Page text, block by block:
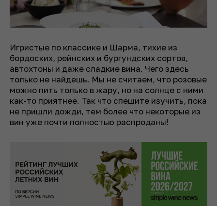
Игристые по классике и Шарма, тихие из
бордоских, рейнских и бургундских сортов,
автохтоны и даже сладкие вина. Чего здесь
только не найдешь. Мы не считаем, что розовые
можно пить только в жару, но на солнце с ними
как-то приятнее. Так что спешите изучить, пока
не пришли дожди, тем более что некоторые из
вин уже почти полностью распроданы!